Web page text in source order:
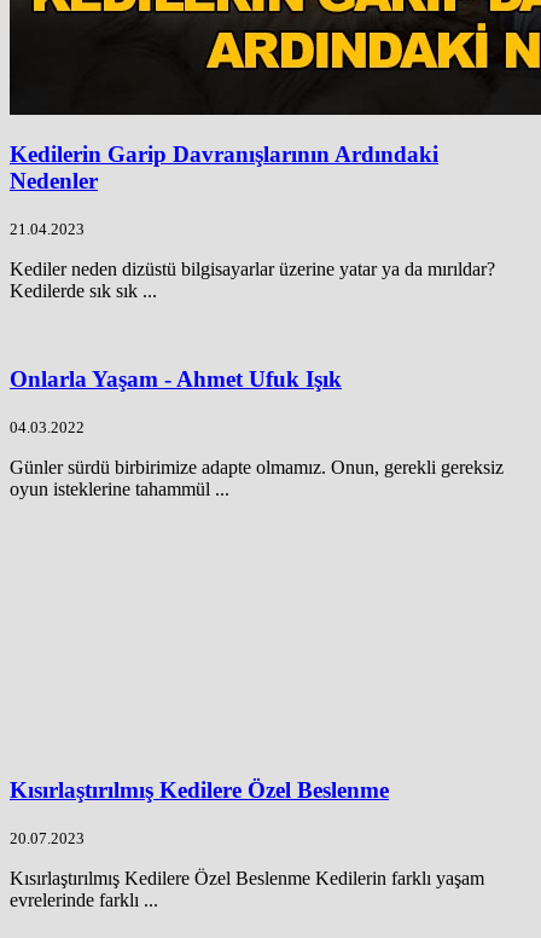
Kedilerin Garip Davranışlarının Ardındaki
Nedenler
21.04.2023
Kediler neden dizüstü bilgisayarlar üzerine yatar ya da mırıldar?
Kedilerde sık sık ...
Onlarla Yaşam - Ahmet Ufuk Işık
04.03.2022
Günler sürdü birbirimize adapte olmamız. Onun, gerekli gereksiz
oyun isteklerine tahammül ...
Kısırlaştırılmış Kedilere Özel Beslenme
20.07.2023
Kısırlaştırılmış Kedilere Özel Beslenme Kedilerin farklı yaşam
evrelerinde farklı ...